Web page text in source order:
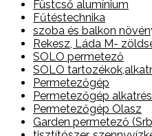
Füstcső alumínium
Fűtéstechnika
szoba és balkon
Rekesz, Láda M-
SOLO permetező
SOLO
Permetezőgép
Permetezőgép
Permetezőgép Olasz
Garden permetező